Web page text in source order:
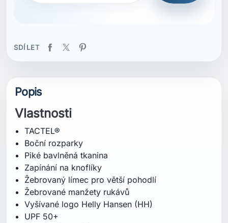
SDÍLET
Popis
Vlastnosti
TACTEL®
Boční rozparky
Piké bavlněná tkanina
Zapínání na knoflíky
Žebrovaný límec pro větší pohodlí
Žebrované manžety rukávů
Vyšívané logo Helly Hansen (HH)
UPF 50+